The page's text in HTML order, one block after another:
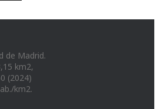
de Madrid.
km2,
(2024)
km2.